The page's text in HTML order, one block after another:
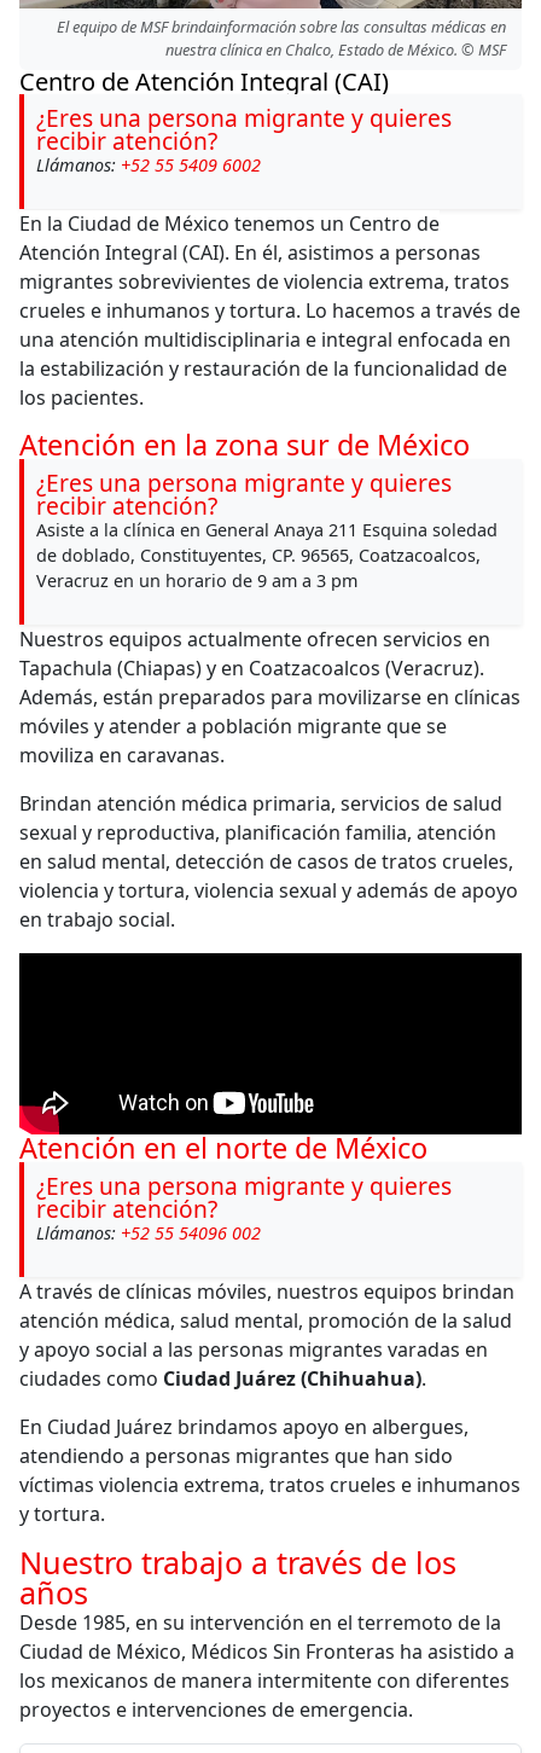
El equipo de MSF brindainformación sobre las consultas médicas en
nuestra clínica en Chalco, Estado de México. © MSF
Centro de Atención Integral (CAI)
¿Eres una persona migrante y quieres
recibir atención?
Llámanos: +52 55 5409 6002
En la Ciudad de México tenemos un Centro de
Atención Integral (CAI). En él, asistimos a personas
migrantes sobrevivientes de violencia extrema, tratos
crueles e inhumanos y tortura. Lo hacemos a través de
una atención multidisciplinaria e integral enfocada en
la estabilización y restauración de la funcionalidad de
los pacientes.
Atención en la zona sur de México
¿Eres una persona migrante y quieres
recibir atención?
Asiste a la clínica en General Anaya 211 Esquina soledad
de doblado, Constituyentes, CP. 96565, Coatzacoalcos,
Veracruz en un horario de 9 am a 3 pm
Nuestros equipos actualmente ofrecen servicios en
Tapachula (Chiapas) y en Coatzacoalcos (Veracruz).
Además, están preparados para movilizarse en clínicas
móviles y atender a población migrante que se
moviliza en caravanas.
Brindan atención médica primaria, servicios de salud
sexual y reproductiva, planificación familia, atención
en salud mental, detección de casos de tratos crueles,
violencia y tortura, violencia sexual y además de apoyo
en trabajo social.
Atención en el norte de México
¿Eres una persona migrante y quieres
recibir atención?
Llámanos: +52 55 54096 002
A través de clínicas móviles, nuestros equipos brindan
atención médica, salud mental, promoción de la salud
y apoyo social a las personas migrantes varadas en
ciudades como Ciudad Juárez (Chihuahua).
En Ciudad Juárez brindamos apoyo en albergues,
atendiendo a personas migrantes que han sido
víctimas violencia extrema, tratos crueles e inhumanos
y tortura.
Nuestro trabajo a través de los
años
Desde 1985, en su intervención en el terremoto de la
Ciudad de México, Médicos Sin Fronteras ha asistido a
los mexicanos de manera intermitente con diferentes
proyectos e intervenciones de emergencia.